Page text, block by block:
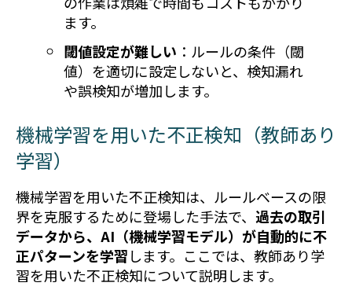
ます。
閾値設定が難しい ：ルールの条件（閾
値）を適切に設定しないと、検知漏れ
や誤検知が増加します。
機械学習を用いた不正検知（教師あり
学習）
機械学習を用いた不正検知は、ルールベースの限
界を克服するために登場した手法で、 過去の取引
データから、AI（機械学習モデル）が自動的に不
正パターンを学習します。ここでは、教師あり学
習を用いた不正検知について説明します。